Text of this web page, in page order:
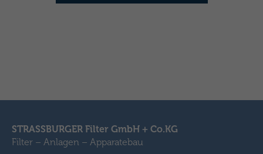
STRASSBURGER Filter GmbH + Co.KG
Filter – Anlagen – Apparatebau